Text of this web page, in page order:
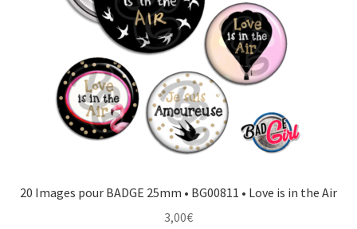
20 Images pour BADGE 25mm • BG00811 • Love is in the Air
3,00€